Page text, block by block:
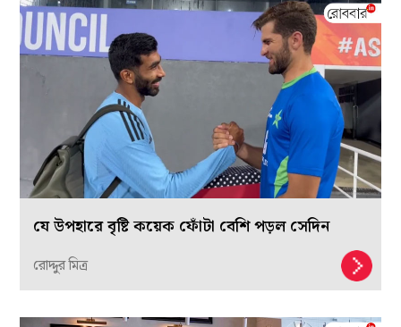
যে উপহারে বৃষ্টি কয়েক ফোঁটা বেশি পড়ল সেদিন
রোদ্দুর মিত্র